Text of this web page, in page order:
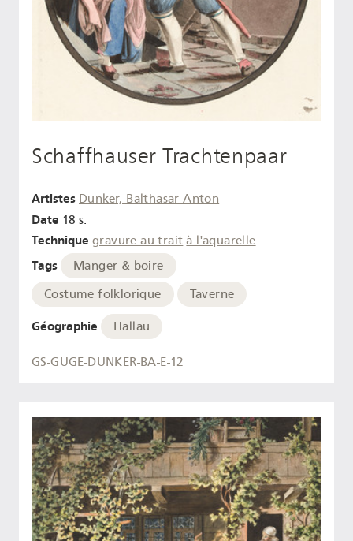
Schaffhauser Trachtenpaar
Artistes Dunker, Balthasar Anton
Date 18 s.
Technique gravure au trait à l'aquarelle
Tags
Manger & boire
Costume folklorique
Taverne
Géographie Hallau
GS-GUGE-DUNKER-BA-E-12